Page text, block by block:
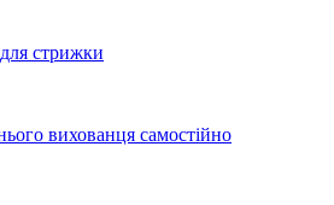
стрижки
вихованця самостійно